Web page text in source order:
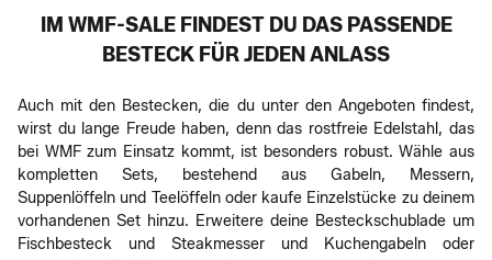
IM WMF-SALE FINDEST DU DAS PASSENDE
BESTECK FÜR JEDEN ANLASS
Auch mit den Bestecken, die du unter den Angeboten findest,
wirst du lange Freude haben, denn das rostfreie Edelstahl, das
bei WMF zum Einsatz kommt, ist besonders robust. Wähle aus
kompletten Sets, bestehend aus Gabeln, Messern,
Suppenlöffeln und Teelöffeln oder kaufe Einzelstücke zu deinem
vorhandenen Set hinzu. Erweitere deine Besteckschublade um
Fischbesteck und Steakmesser und Kuchengabeln oder